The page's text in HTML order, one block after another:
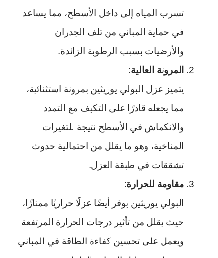
تسرب المياه إلى داخل الأسطح، مما يساعد
في حماية المباني من تلف الجدران
والأرضيات بسبب الرطوبة الزائدة.
المرونة العالية:
يتميز عزل البولي يوريثين بمرونة استثنائية،
مما يجعله قادرًا على التكيف مع التمدد
والانكماش في الأسطح نتيجة للتغيرات
المناخية، وهو ما يقلل من احتمالية حدوث
تشققات في طبقة العزل.
مقاومة للحرارة:
البولي يوريثين يوفر أيضًا عزلًا حراريًا ممتازًا،
حيث يقلل من تأثير درجات الحرارة المرتفعة
ويعمل على تحسين كفاءة الطاقة في المباني